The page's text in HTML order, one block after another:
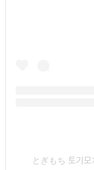
とぎもち